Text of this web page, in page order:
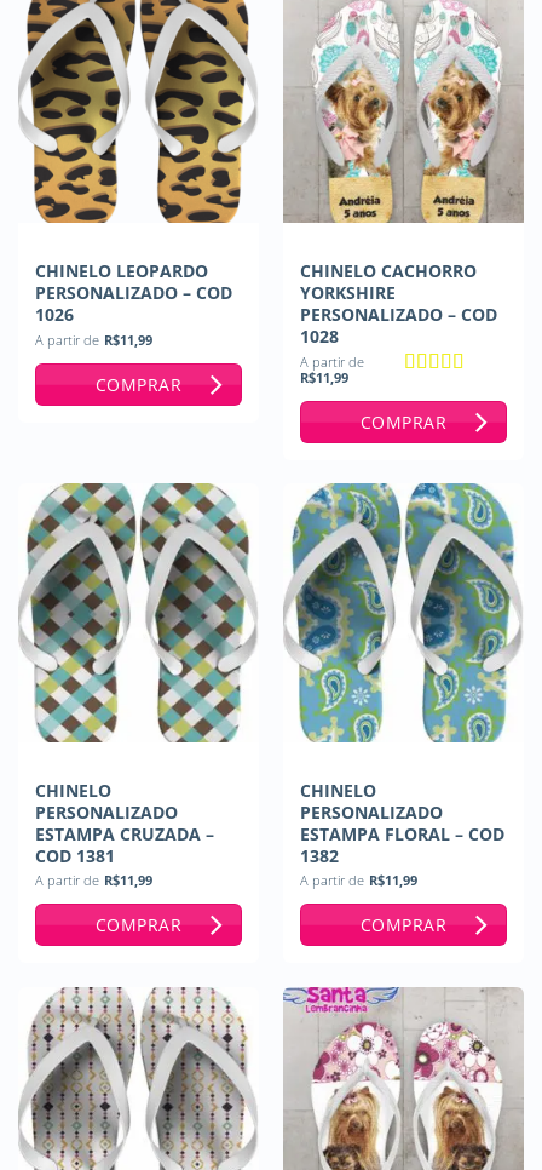
CHINELO LEOPARDO
PERSONALIZADO – COD
1026
A partir de R$11,99
COMPRAR
CHINELO CACHORRO
YORKSHIRE
PERSONALIZADO – COD
1028
A partir de
R$11,99
COMPRAR
CHINELO
PERSONALIZADO
ESTAMPA CRUZADA –
COD 1381
A partir de R$11,99
COMPRAR
CHINELO
PERSONALIZADO
ESTAMPA FLORAL – COD
1382
A partir de R$11,99
COMPRAR